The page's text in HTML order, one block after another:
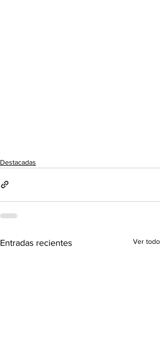
Destacadas
Entradas recientes Ver todo